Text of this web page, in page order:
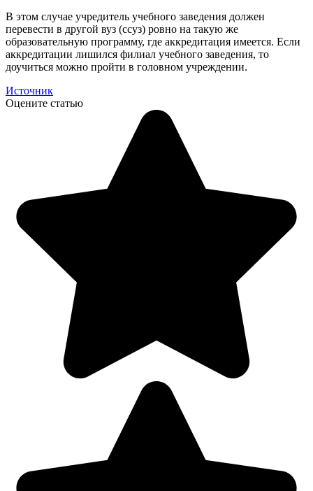
В этом случае учредитель учебного заведения должен
перевести в другой вуз (ссуз) ровно на такую же
образовательную программу, где аккредитация имеется. Если
аккредитации лишился филиал учебного заведения, то
доучиться можно пройти в головном учреждении.
Источник
Оцените статью